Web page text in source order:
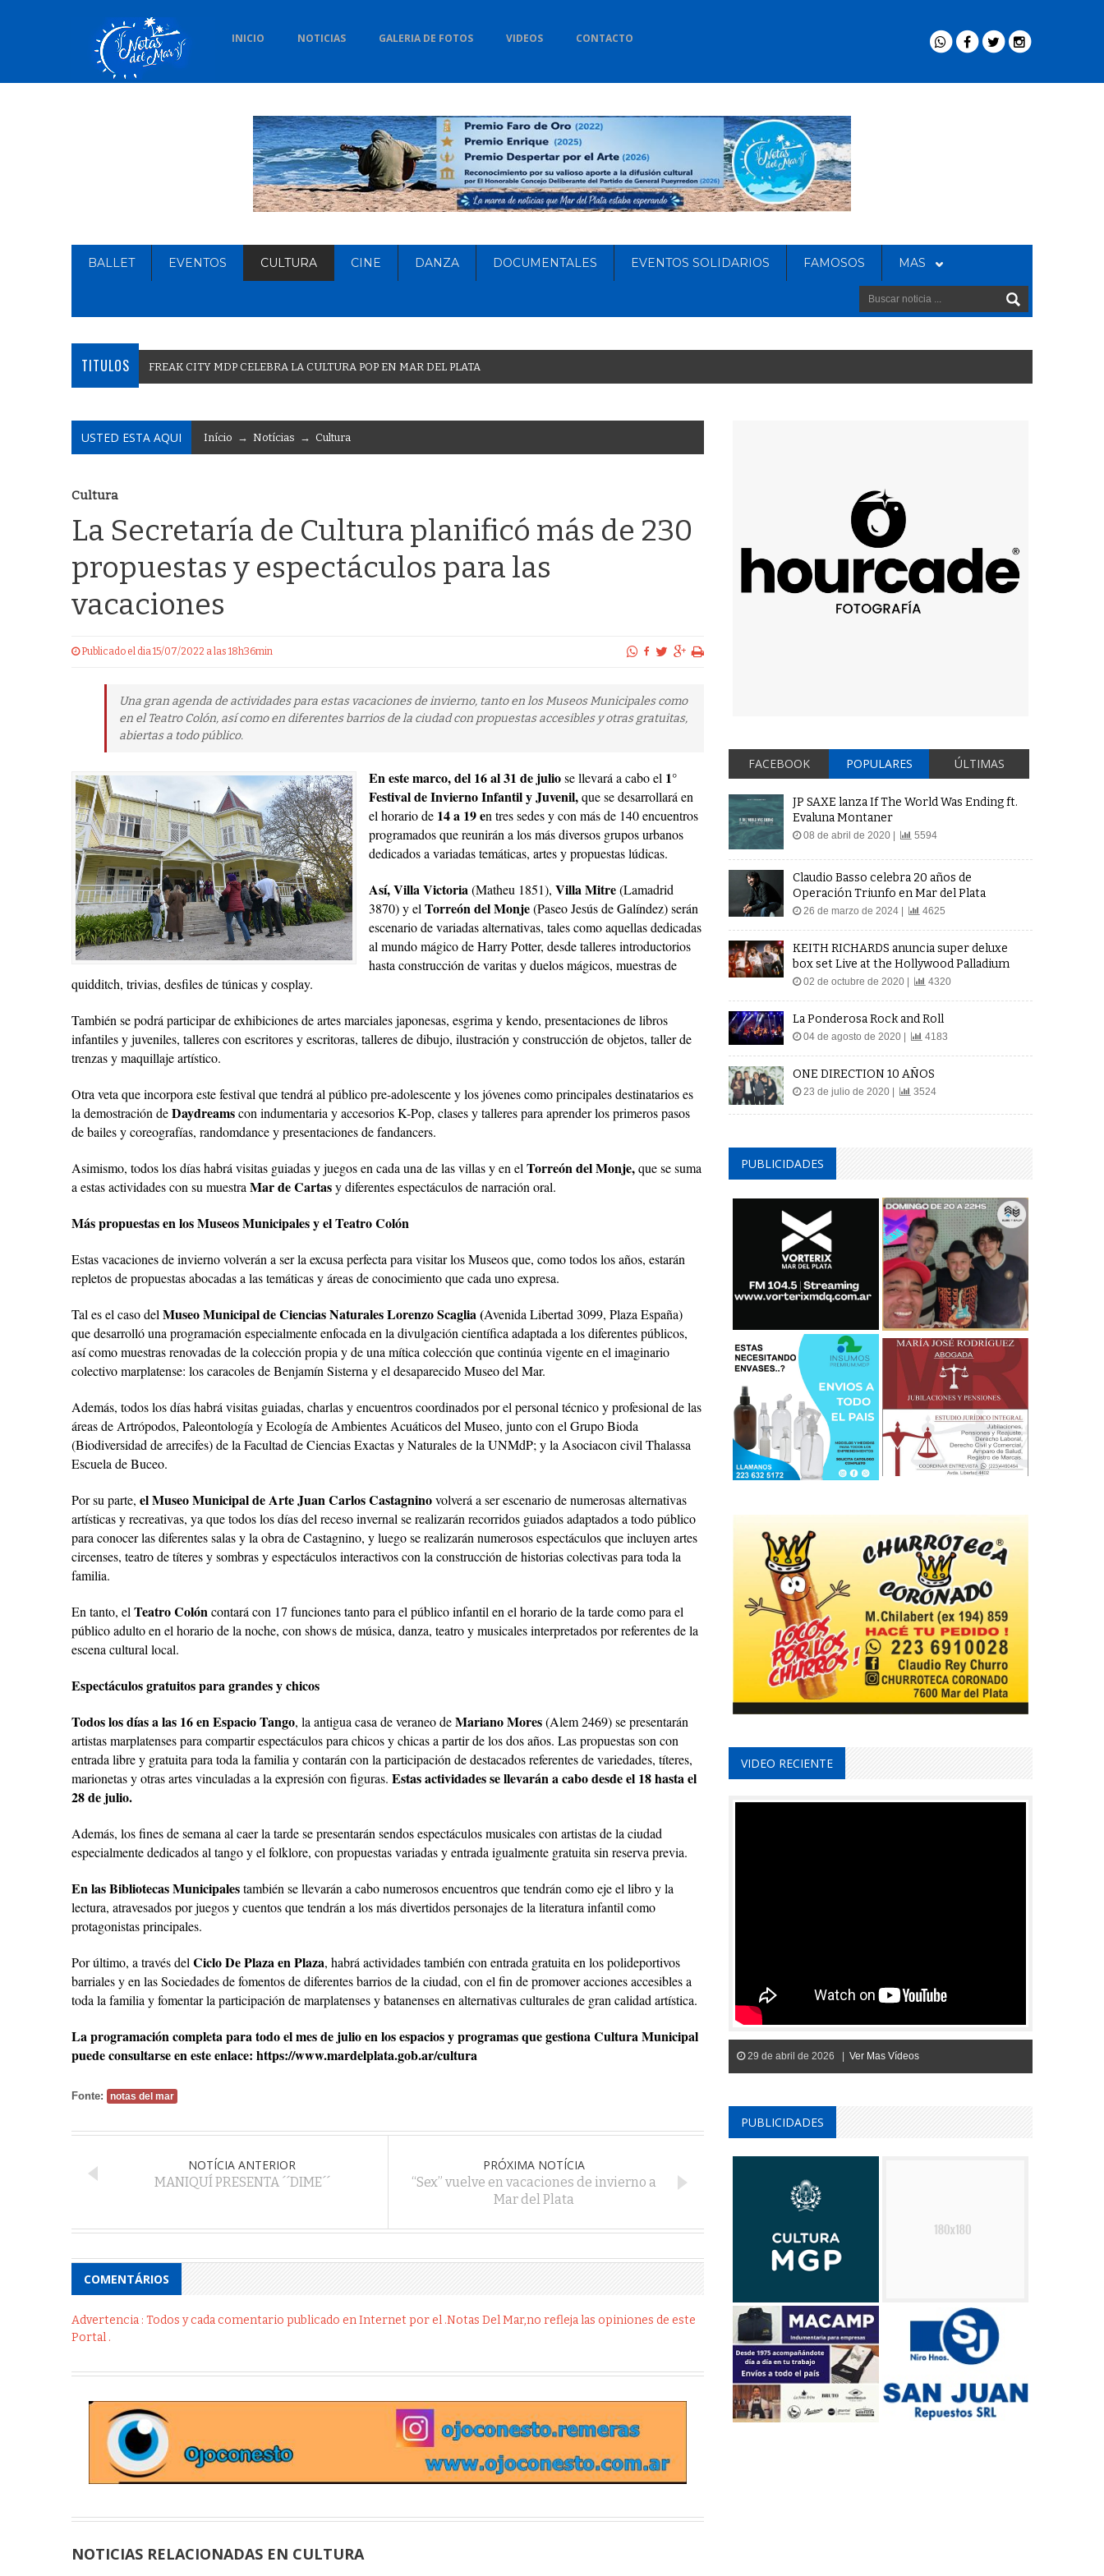
INICIO NOTICIAS GALERIA DE FOTOS VIDEOS CONTACTO
BALLET EVENTOS CULTURA CINE DANZA DOCUMENTALES EVENTOS SOLIDARIOS FAMOSOS MAS
TITULOS FREAK CITY MDP CELEBRA LA CULTURA POP EN MAR DEL PLATA
USTED ESTA AQUI Início → Notícias → Cultura
Cultura
La Secretaría de Cultura planificó más de 230
propuestas y espectáculos para las
vacaciones
Publicado el dia 15/07/2022 a las 18h36min
Una gran agenda de actividades para estas vacaciones de invierno, tanto en los Museos Municipales como
en el Teatro Colón, así como en diferentes barrios de la ciudad con propuestas accesibles y otras gratuitas,
abiertas a todo público.
En este marco, del 16 al 31 de juliose llevará a cabo el 1°
Festival de Invierno Infantil y Juvenil,que se desarrollará en
el horario de 14 a 19 en tres sedes y con más de 140 encuentros
programados que reunirán a los más diversos grupos urbanos
dedicados a variadas temáticas, artes y propuestas lúdicas.
Así, Villa Victoria(Matheu 1851), Villa Mitre(Lamadrid
3870) y elTorreón del Monje(Paseo Jesús de Galíndez) serán
escenario de variadas alternativas, tales como aquellas dedicadas
al mundo mágico de Harry Potter, desde talleres introductorios
hasta construcción de varitas y duelos mágicos, muestras de
quidditch, trivias, desfiles de túnicas y cosplay.
También se podrá participar de exhibiciones de artes marciales japonesas, esgrima y kendo, presentaciones de libros
infantiles y juveniles, talleres con escritores y escritoras, talleres de dibujo, ilustración y construcción de objetos, taller de
trenzas y maquillaje artístico.
Otra veta que incorpora este festival que tendrá al público pre-adolescente y los jóvenes como principales destinatarios es
la demostración deDaydreamscon indumentaria y accesorios K-Pop, clases y talleres para aprender los primeros pasos
de bailes y coreografías, randomdance y presentaciones de fandancers.
Asimismo, todos los días habrá visitas guiadas y juegos en cada una de las villas y en elTorreón del Monje,que se suma
a estas actividades con su muestraMar de Cartasy diferentes espectáculos de narración oral.
Más propuestas en los Museos Municipales y el Teatro Colón
Estas vacaciones de invierno volverán a ser la excusa perfecta para visitar los Museos que, como todos los años, estarán
repletos de propuestas abocadas a las temáticas y áreas de conocimiento que cada uno expresa.
Tal es el caso delMuseo Municipal de Ciencias Naturales Lorenzo Scaglia (Avenida Libertad 3099, Plaza España)
que desarrolló una programación especialmente enfocada en la divulgación científica adaptada a los diferentes públicos,
así como muestras renovadas de la colección propia y de una mítica colección que continúa vigente en el imaginario
colectivo marplatense: los caracoles de Benjamín Sisterna y el desaparecido Museo del Mar.
Además, todos los días habrá visitas guiadas, charlas y encuentros coordinados por el personal técnico y profesional de las
áreas de Artrópodos, Paleontología y Ecología de Ambientes Acuáticos del Museo, junto con el Grupo Bioda
(Biodiversidad de arrecifes) de la Facultad de Ciencias Exactas y Naturales de la UNMdP; y la Asociacon civil Thalassa
Escuela de Buceo.
Por su parte, el Museo Municipal de Arte Juan Carlos Castagninovolverá a ser escenario de numerosas alternativas
artísticas y recreativas, ya que todos los días del receso invernal se realizarán recorridos guiados adaptados a todo público
para conocer las diferentes salas y la obra de Castagnino, y luego se realizarán numerosos espectáculos que incluyen artes
circenses, teatro de títeres y sombras y espectáculos interactivos con la construcción de historias colectivas para toda la
familia.
En tanto, elTeatro Colóncontará con 17 funciones tanto para el público infantil en el horario de la tarde como para el
público adulto en el horario de la noche, con shows de música, danza, teatro y musicales interpretados por referentes de la
escena cultural local.
Espectáculos gratuitos para grandes y chicos
Todos los días a las 16 en Espacio Tango, la antigua casa de veraneo deMariano Mores(Alem 2469) se presentarán
artistas marplatenses para compartir espectáculos para chicos y chicas a partir de los dos años. Las propuestas son con
entrada libre y gratuita para toda la familia y contarán con la participación de destacados referentes de variedades, títeres,
marionetas y otras artes vinculadas a la expresión con figuras. Estas actividades se llevarán a cabo desde el 18 hasta el
28 de julio.
Además, los fines de semana al caer la tarde se presentarán sendos espectáculos musicales con artistas de la ciudad
especialmente dedicados al tango y el folklore, con propuestas variadas y entrada igualmente gratuita sin reserva previa.
En las Bibliotecas Municipalestambién se llevarán a cabo numerosos encuentros que tendrán como eje el libro y la
lectura, atravesados por juegos y cuentos que tendrán a los más divertidos personajes de la literatura infantil como
protagonistas principales.
Por último, a través delCiclo De Plaza en Plaza, habrá actividades también con entrada gratuita en los polideportivos
barriales y en las Sociedades de fomentos de diferentes barrios de la ciudad, con el fin de promover acciones accesibles a
toda la familia y fomentar la participación de marplatenses y batanenses en alternativas culturales de gran calidad artística.
La programación completa para todo el mes de julio en los espacios y programas que gestiona Cultura Municipal
puede consultarse en este enlace: https://www.mardelplata.gob.ar/cultura
Fonte: notas del mar
NOTÍCIA ANTERIOR
MANIQUÍ PRESENTA ´´DIME´´
PRÓXIMA NOTÍCIA
“Sex” vuelve en vacaciones de invierno a
Mar del Plata
COMENTÁRIOS
Advertencia : Todos y cada comentario publicado en Internet por el .Notas Del Mar,no refleja las opiniones de este
Portal .
NOTICIAS RELACIONADAS EN CULTURA
FACEBOOK POPULARES ÚLTIMAS
JP SAXE lanza If The World Was Ending ft.
Evaluna Montaner
08 de abril de 2020 | 5594
Claudio Basso celebra 20 años de
Operación Triunfo en Mar del Plata
26 de marzo de 2024 | 4625
KEITH RICHARDS anuncia super deluxe
box set Live at the Hollywood Palladium
02 de octubre de 2020 | 4320
La Ponderosa Rock and Roll
04 de agosto de 2020 | 4183
ONE DIRECTION 10 AÑOS
23 de julio de 2020 | 3524
PUBLICIDADES
VIDEO RECIENTE
29 de abril de 2026 | Ver Mas Vídeos
PUBLICIDADES